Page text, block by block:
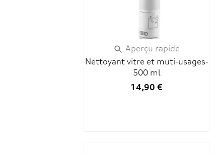
 Aperçu rapide
Nettoyant vitre et muti-usages-
500 ml
14,90 €